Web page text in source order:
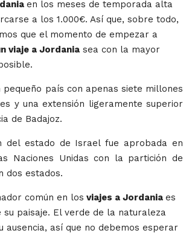
en los meses de temporada alta
a los 1.000€. Así que, sobre todo,
que el momento de empezar a
viaje a Jordania sea con la mayor
pequeño país con apenas siete millones
y una extensión ligeramente superior
de Badajoz.
del estado de Israel fue aprobada en
Naciones Unidas con la partición de
dos estados.
común en los viajes a Jordania es
su paisaje. El verde de la naturaleza
ausencia, así que no debemos esperar